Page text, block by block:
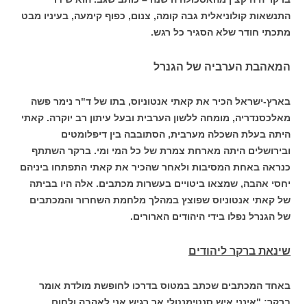
התנשאות קולוניאלית גבה קומה, צנום, כפוף קימעה, בעיניו מבט
מתכתי חודר שלא הסגיר כל רגש.
המאהבת הערביה של הגנרל
בארץ-ישראל הכיר את קאתי אנטוניוס, בתו של ד"ר נימר פשה
מאלכסנדריה, מומחה ללשון הערבית ובעל עיתון רב יוקרה. קאתי
היתה בעלת השכלה מערבית, הסתובבה בין דיפלומטים
ובירושלים היתה מארחת צמרת של כל המי ומי. ברקר השתתף
כנראה באחת המסיבות ולאחר שהכיר את קאתי התפתחו ביניהם
יחסי אהבה, שמצאו ביטויים בעשרות מכתבים. אלה היו בביתה
של קאתי אנטוניוס שפוצץ במהלך מלחמת השחרור והמכתבים
של הגנרל נפלו בידי היהודים הארורים.
שינאת ברקר ליהודים
באחד המכתבים שכתב במטוס בדרכו לחופשת מולדת אומר